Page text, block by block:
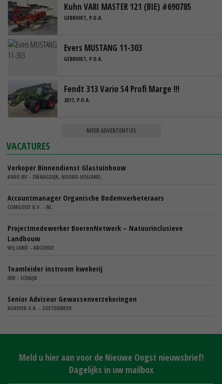
Kuhn VARI MASTER 121 (BIE) #690785
GEBRUIKT, P.O.A.
Evers MUSTANG 11-303
GEBRUIKT, P.O.A.
Fendt 313 Vario S4 Profi Marge !!!
2017, P.O.A.
MEER ADVERTENTIES
VACATURES
Verkoper Binnendienst Glastuinbouw
KARO BV - ZWAAGDIJK, NOORD-HOLLAND,
Accountmanager Organische Bodemverbeteraars
COMGOED B.V. - NL
Projectmedewerker BoerenNetwerk – Natuurinclusieve
Landbouw
WIJ.LAND - ABCOUDE
Teamleider instroom kwekerij
IBN - SCHAIJK
Senior Adviseur Gewassenverzekeringen
AGRIVER U.A. - ZOETERMEER
Meld u hier aan voor de Nieuwe Oogst nieuwsbrief!
Dagelijks in uw mailbox